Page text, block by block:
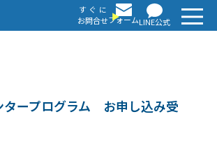
すぐ に
お問合せフォームLINE公式
タープログラム お申し込み受